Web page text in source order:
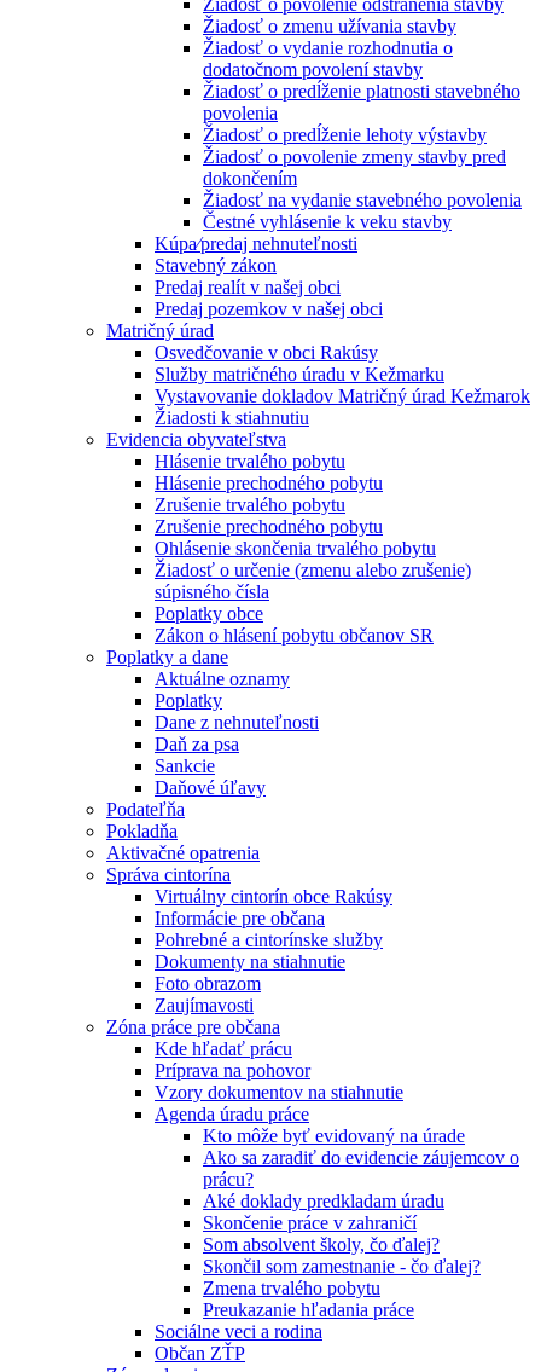
Žiadosť o povolenie odstránenia stavby
Žiadosť o zmenu užívania stavby
Žiadosť o vydanie rozhodnutia o
dodatočnom povolení stavby
Žiadosť o predĺženie platnosti stavebného
povolenia
Žiadosť o predĺženie lehoty výstavby
Žiadosť o povolenie zmeny stavby pred
dokončením
Žiadosť na vydanie stavebného povolenia
Čestné vyhlásenie k veku stavby
Kúpa⁄predaj nehnuteľnosti
Stavebný zákon
Predaj realít v našej obci
Predaj pozemkov v našej obci
Matričný úrad
Osvedčovanie v obci Rakúsy
Služby matričného úradu v Kežmarku
Vystavovanie dokladov Matričný úrad Kežmarok
Žiadosti k stiahnutiu
Evidencia obyvateľstva
Hlásenie trvalého pobytu
Hlásenie prechodného pobytu
Zrušenie trvalého pobytu
Zrušenie prechodného pobytu
Ohlásenie skončenia trvalého pobytu
Žiadosť o určenie (zmenu alebo zrušenie)
súpisného čísla
Poplatky obce
Zákon o hlásení pobytu občanov SR
Poplatky a dane
Aktuálne oznamy
Poplatky
Dane z nehnuteľnosti
Daň za psa
Sankcie
Daňové úľavy
Podateľňa
Pokladňa
Aktivačné opatrenia
Správa cintorína
Virtuálny cintorín obce Rakúsy
Informácie pre občana
Pohrebné a cintorínske služby
Dokumenty na stiahnutie
Foto obrazom
Zaujímavosti
Zóna práce pre občana
Kde hľadať prácu
Príprava na pohovor
Vzory dokumentov na stiahnutie
Agenda úradu práce
Kto môže byť evidovaný na úrade
Ako sa zaradiť do evidencie záujemcov o
prácu?
Aké doklady predkladam úradu
Skončenie práce v zahraničí
Som absolvent školy, čo ďalej?
Skončil som zamestnanie - čo ďalej?
Zmena trvalého pobytu
Preukazanie hľadania práce
Sociálne veci a rodina
Občan ZŤP